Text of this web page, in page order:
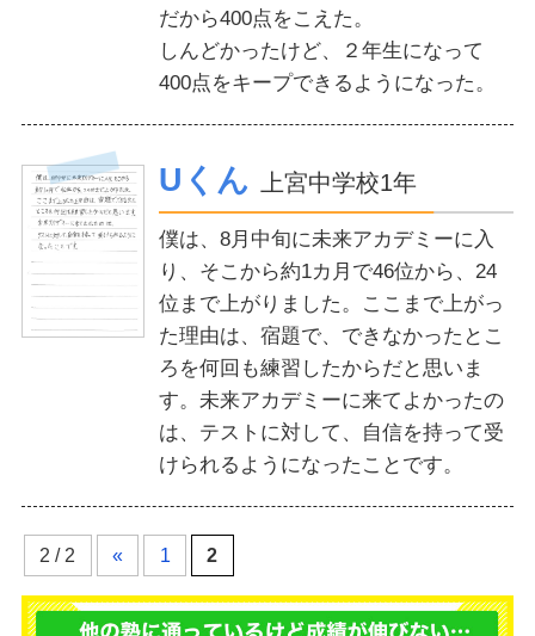
だから400点をこえた。
しんどかったけど、２年生になって
400点をキープできるようになった。
Uくん 上宮中学校1年
僕は、8月中旬に未来アカデミーに入
り、そこから約1カ月で46位から、24
位まで上がりました。ここまで上がっ
た理由は、宿題で、できなかったとこ
ろを何回も練習したからだと思いま
す。未来アカデミーに来てよかったの
は、テストに対して、自信を持って受
けられるようになったことです。
2 / 2 « 1 2